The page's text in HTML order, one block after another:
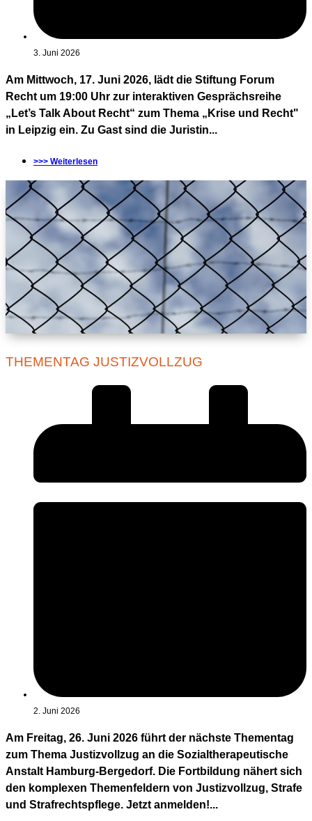
3. Juni 2026
Am Mittwoch, 17. Juni 2026, lädt die Stiftung Forum
Recht um 19:00 Uhr zur interaktiven Gesprächsreihe
„Let’s Talk About Recht“ zum Thema „Krise und Recht"
in Leipzig ein. Zu Gast sind die Juristin...
>>> Weiterlesen
THEMENTAG JUSTIZVOLLZUG
2. Juni 2026
Am Freitag, 26. Juni 2026 führt der nächste Thementag
zum Thema Justizvollzug an die Sozialtherapeutische
Anstalt Hamburg-Bergedorf. Die Fortbildung nähert sich
den komplexen Themenfeldern von Justizvollzug, Strafe
und Strafrechtspflege. Jetzt anmelden!...